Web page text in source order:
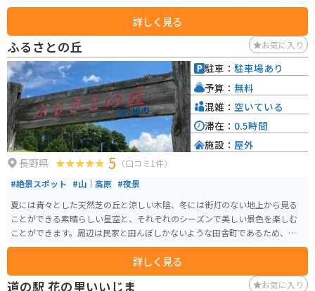
ています。道の駅には、地元の農産物直売所やレストラン、温泉施設などが併
設されており、ドライブの休憩スポットとして最適です。 周辺には、ハイキ
ングコースやキャンプ場、美術館などもあり、自然と文化を満喫できます。
バイクで訪れる場合、伊那インターチェンジからビーナスラインへのアクセ
スも良く、ツーリングの拠点としてもおすすめです。 地元の名産品として
は、高原野菜や果物、そばなどが有名です。道の駅では、新鮮な農産物を購
入することができます。また、レストランでは、地元の食材を使った料理を
楽しむことができます。 特に、夏には高原野菜を使った料理がおすすめで
す。
詳しく見る
ふるさとの丘 お気に入り
長野県 5 （口コミ1件）
#絶景スポット #山｜高原 #夜景
夏には青々とした天然芝の丘と涼しい木陰、冬には街灯のない地上から見る
ことができる素晴らしい星空と、それぞれのシーズンで美しい景色を楽しむ
ことができます。周辺は民家と田んぼしかないような田舎町であるため、混
雑することはほとんどありません。バイクで訪れて、静かな田舎の風景を楽
詳しく見る
駐車： 駐車場あり
予算： 無料
混雑： 空いている
滞在： 0.5時間
施設： 屋外
道の駅 花の里いいじま お気に入り